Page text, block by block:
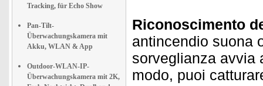
Tracking, für Echo Show
Pan-Tilt-
Überwachungskamera mit
Akku, WLAN & App
Outdoor-WLAN-IP-
Überwachungskamera mit 2K,
Riconoscimento
antincendio suona
sorveglianza avvia
modo, puoi